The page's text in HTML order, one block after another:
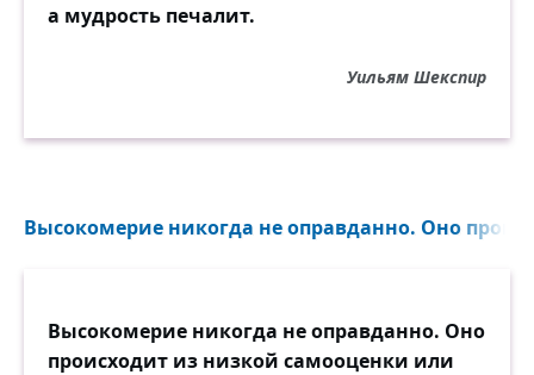
а мудрость печалит.
Уильям Шекспир
Высокомерие никогда не оправданно. Оно
Высокомерие никогда не оправданно. Оно
происходит из низкой самооценки или